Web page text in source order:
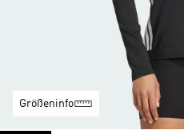
Größeninfo